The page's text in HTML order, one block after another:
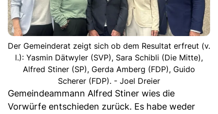
Der Gemeinderat zeigt sich ob dem Resultat erfreut (v.
l.): Yasmin Dätwyler (SVP), Sara Schibli (Die Mitte),
Alfred Stiner (SP), Gerda Amberg (FDP), Guido
Scherer (FDP). - Joel Dreier
Gemeindeammann Alfred Stiner wies die
Vorwürfe entschieden zurück. Es habe weder